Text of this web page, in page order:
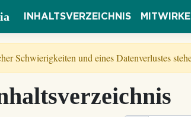
INHALTSVERZEICHNIS
Schwierigkeiten und eines Datenverlustes